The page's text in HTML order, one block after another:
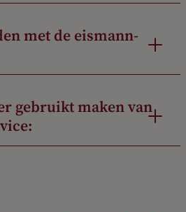
met de eismann-
gebruikt maken van